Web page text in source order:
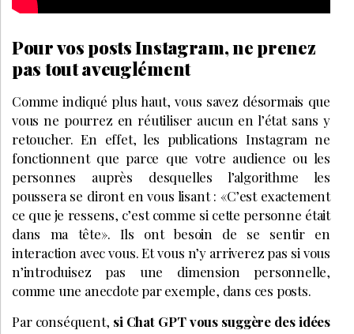
Pour vos posts Instagram, ne prenez
pas tout aveuglément
Comme indiqué plus haut, vous savez désormais que
vous ne pourrez en réutiliser aucun en l’état sans y
retoucher. En effet, les publications Instagram ne
fonctionnent que parce que votre audience ou les
personnes auprès desquelles l’algorithme les
poussera se diront en vous lisant : «C’est exactement
ce que je ressens, c’est comme si cette personne était
dans ma tête». Ils ont besoin de se sentir en
interaction avec vous. Et vous n’y arriverez pas si vous
n’introduisez pas une dimension personnelle,
comme une anecdote par exemple, dans ces posts.
Par conséquent, si Chat GPT vous suggère des idées